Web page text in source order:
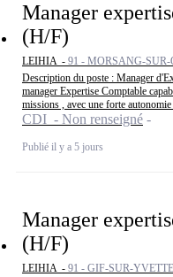
Manager
(H/F)
LEIHIA - 91 - MORSANG-SUR-
Description du poste : Manager
manager Expertise Comptable
missions , avec une forte autonomie
CDI - Non renseigné
Publié il y a 5 jours
Manager
(H/F)
LEIHIA - 91 - GIF-SUR-YVETTE